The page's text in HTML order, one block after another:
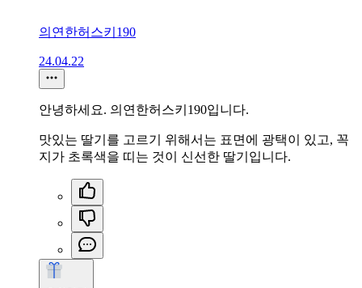
의연한허스키190
24.04.22
안녕하세요. 의연한허스키190입니다.
맛있는 딸기를 고르기 위해서는 표면에 광택이 있고, 꼭
지가 초록색을 띠는 것이 신선한 딸기입니다.